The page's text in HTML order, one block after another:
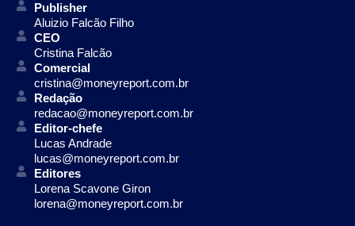
Publisher
Aluizio Falcão Filho
CEO
Cristina Falcão
Comercial
cristina@moneyreport.com.br
Redação
redacao@moneyreport.com.br
Editor-chefe
Lucas Andrade
lucas@moneyreport.com.br
Editores
Lorena Scavone Giron
lorena@moneyreport.com.br